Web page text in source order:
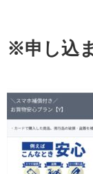
※申し込